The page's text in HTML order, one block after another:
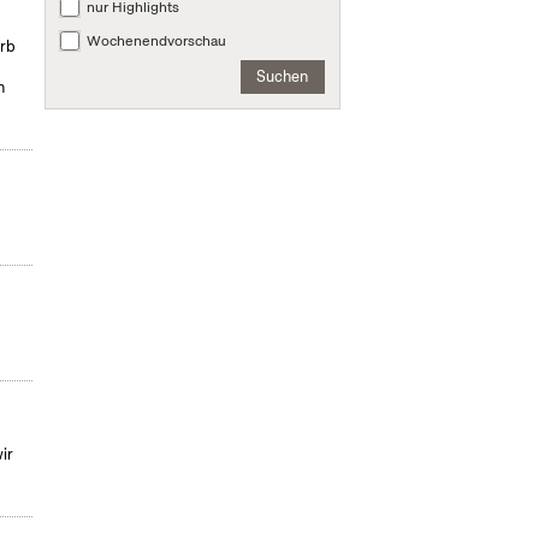
nur Highlights
Wochenendvorschau
Suchen